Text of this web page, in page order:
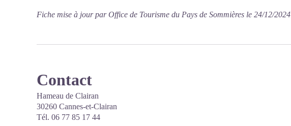
Fiche mise à jour par Office de Tourisme du Pays de Sommières le 24/12/2024
Contact
Hameau de Clairan
30260 Cannes-et-Clairan
Tél. 06 77 85 17 44